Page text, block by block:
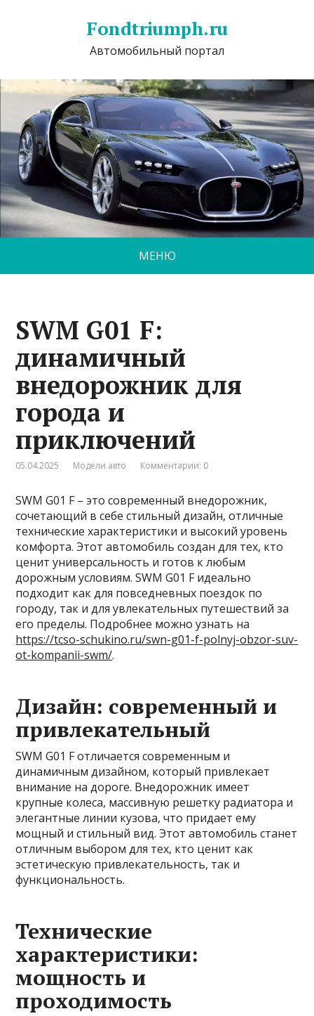
Fondtriumph.ru
Автомобильный портал
МЕНЮ
SWM G01 F:
динамичный
внедорожник для
города и
приключений
05.04.2025 Модели авто Комментарии: 0
SWM G01 F – это современный внедорожник,
сочетающий в себе стильный дизайн, отличные
технические характеристики и высокий уровень
комфорта. Этот автомобиль создан для тех, кто
ценит универсальность и готов к любым
дорожным условиям. SWM G01 F идеально
подходит как для повседневных поездок по
городу, так и для увлекательных путешествий за
его пределы. Подробнее можно узнать на
https://tcso-schukino.ru/swn-g01-f-polnyj-obzor-suv-
ot-kompanii-swm/.
Дизайн: современный и
привлекательный
SWM G01 F отличается современным и
динамичным дизайном, который привлекает
внимание на дороге. Внедорожник имеет
крупные колеса, массивную решетку радиатора и
элегантные линии кузова, что придает ему
мощный и стильный вид. Этот автомобиль станет
отличным выбором для тех, кто ценит как
эстетическую привлекательность, так и
функциональность.
Технические
характеристики:
мощность и
проходимость